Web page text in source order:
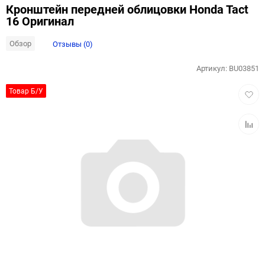
Кронштейн передней облицовки Honda Tact
16 Оригинал
Обзор Отзывы (0)
Товар Б/У
Артикул: BU03851